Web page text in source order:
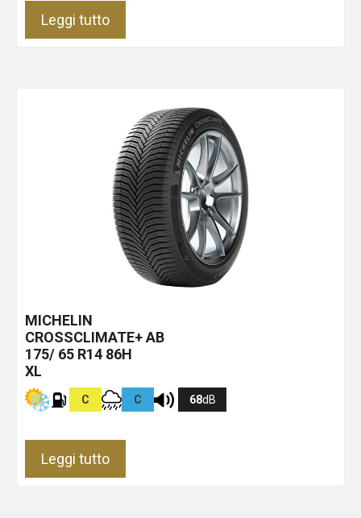
Leggi tutto
MICHELIN
CROSSCLIMATE+AB
175/ 65 R14 86H
XL
C C 68dB
Leggi tutto